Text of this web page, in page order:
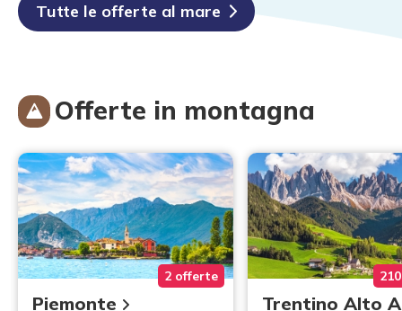
Tutte le offerte al mare
Offerte in montagna
2 offerte
Piemonte Trentino Alto